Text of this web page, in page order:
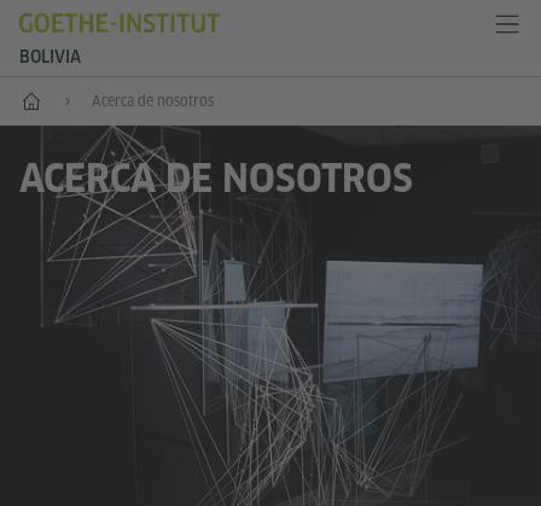
BOLIVIA
Inicio Acerca de nosotros
ACERCA DE NOSOTROS